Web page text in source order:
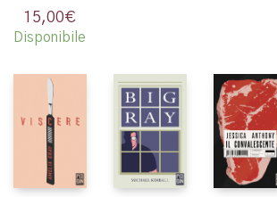
15,00€
Disponibile